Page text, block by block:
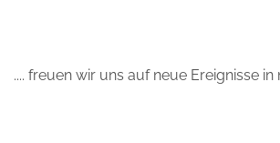
.... freuen wir uns auf neue Ereignisse in